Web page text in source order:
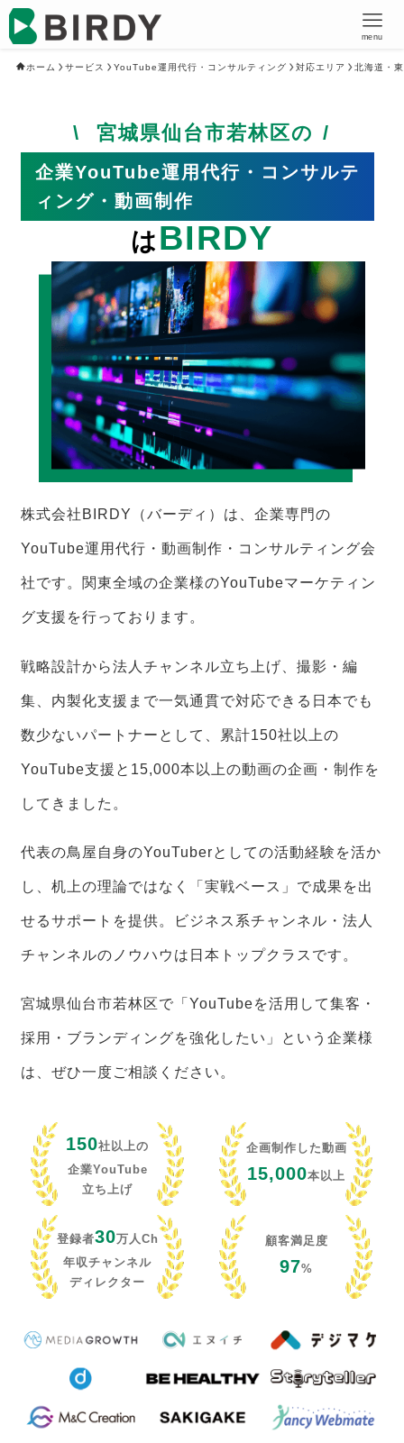
menu
ホーム サービス YouTube運用代行・コンサルティング 対応エリア 北海道・
宮城県仙台市若林区の
企業YouTube運用代行・コンサルテ
ィング・動画制作
はBIRDY
株式会社BIRDY（バーディ）は、企業専門の
YouTube運用代行・動画制作・コンサルティング会
社です。関東全域の企業様のYouTubeマーケティン
グ支援を行っております。
戦略設計から法人チャンネル立ち上げ、撮影・編
集、内製化支援まで一気通貫で対応できる日本でも
数少ないパートナーとして、累計150社以上の
YouTube支援と15,000本以上の動画の企画・制作を
してきました。
代表の鳥屋自身のYouTuberとしての活動経験を活か
し、机上の理論ではなく「実戦ベース」で成果を出
せるサポートを提供。ビジネス系チャンネル・法人
チャンネルのノウハウは日本トップクラスです。
宮城県仙台市若林区で「YouTubeを活用して集客・
採用・ブランディングを強化したい」という企業様
は、ぜひ一度ご相談ください。
150社以上の
企業YouTube
立ち上げ
企画制作した動画
15,000本以上
登録者30万人Ch
年収チャンネル
ディレクター
顧客満足度
97%